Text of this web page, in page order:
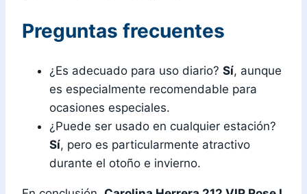
Preguntas frecuentes
¿Es adecuado para uso diario? Sí, aunque
es especialmente recomendable para
ocasiones especiales.
¿Puede ser usado en cualquier estación?
Sí, pero es particularmente atractivo
durante el otoño e invierno.